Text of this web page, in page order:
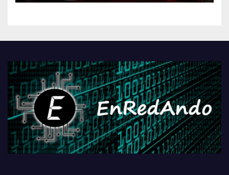
kontrola, Googleri behin
PlayStationeko bideojoko